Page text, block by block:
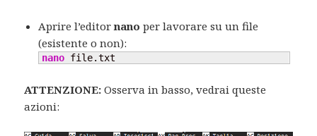
Aprire l’editornano per lavorare su un file
(esistente o non):
nano file.txt
ATTENZIONE: Osserva in basso, vedrai queste
azioni: